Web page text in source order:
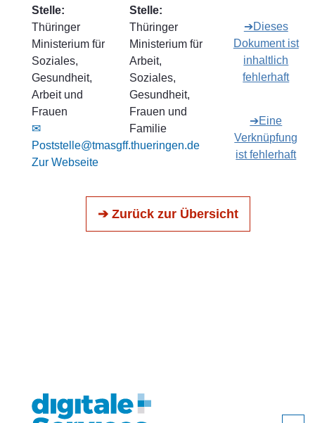
Stelle:
Thüringer
Ministerium für
Soziales,
Gesundheit,
Arbeit und
Frauen
✉
Poststelle@tmasgff.thueringen.de
Zur Webseite
Stelle:
Thüringer
Ministerium für
Arbeit,
Soziales,
Gesundheit,
Frauen und
Familie
➔Dieses
Dokument ist
inhaltlich
fehlerhaft
➔Eine
Verknüpfung
ist fehlerhaft
➔ Zurück zur Übersicht